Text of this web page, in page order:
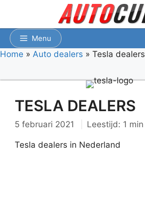
inhoud
Menu
Home » Auto dealers » Tesla dealers
TESLA DEALERS
5 februari 2021 Leestijd: 1 min
Tesla dealers in Nederland